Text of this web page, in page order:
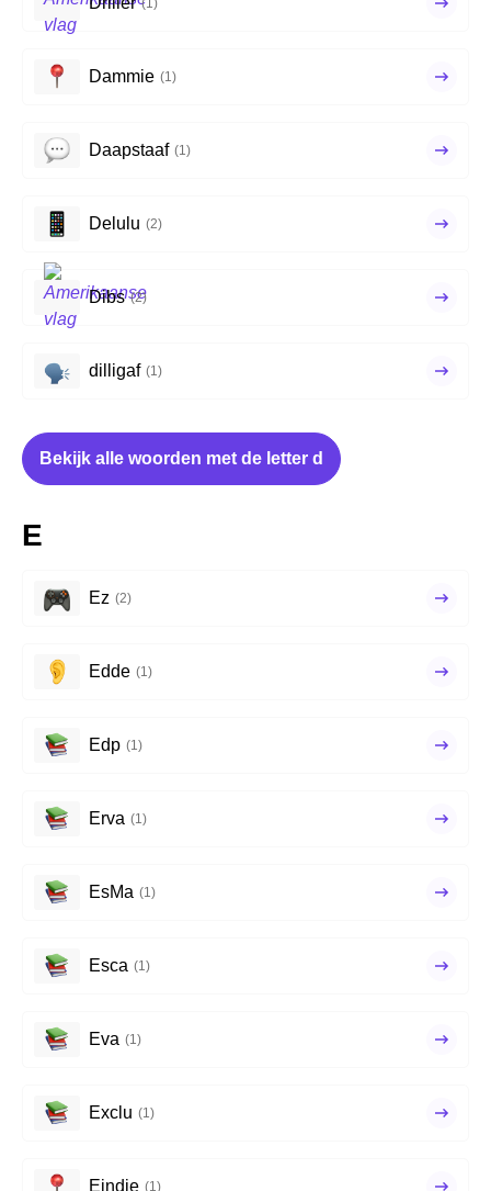
(1)
Dammie (1)
Daapstaaf (1)
Delulu (2)
Dibs (2)
dilligaf (1)
Bekijk alle woorden met de letter d
E
Ez (2)
Edde (1)
Edp (1)
Erva (1)
EsMa (1)
Esca (1)
Eva (1)
Exclu (1)
Eindje (1)